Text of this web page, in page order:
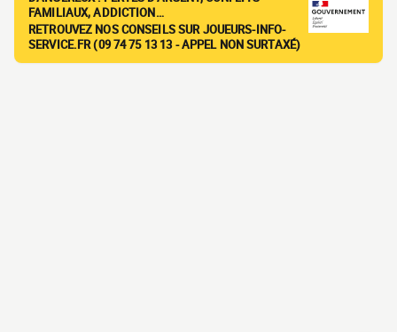
FAMILIAUX, ADDICTION…
RETROUVEZ NOS CONSEILS SUR JOUEURS-INFO-
SERVICE.FR (09 74 75 13 13 - APPEL NON SURTAXÉ)